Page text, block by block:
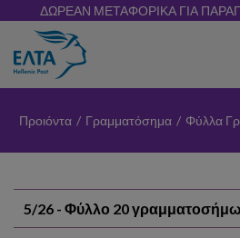
ΔΩΡΕΑΝ ΜΕΤΑΦΟΡΙΚΑ ΓΙΑ
Προιόντα / Γραμματόσημα / Φύλλα
5/26 - Φύλλο 20